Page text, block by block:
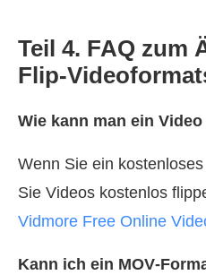
Teil 4. FAQ zum
Wie kann man ein
Wenn Sie ein
Sie Videos kostenlos
Vidmore Free Online
Kann ich ein